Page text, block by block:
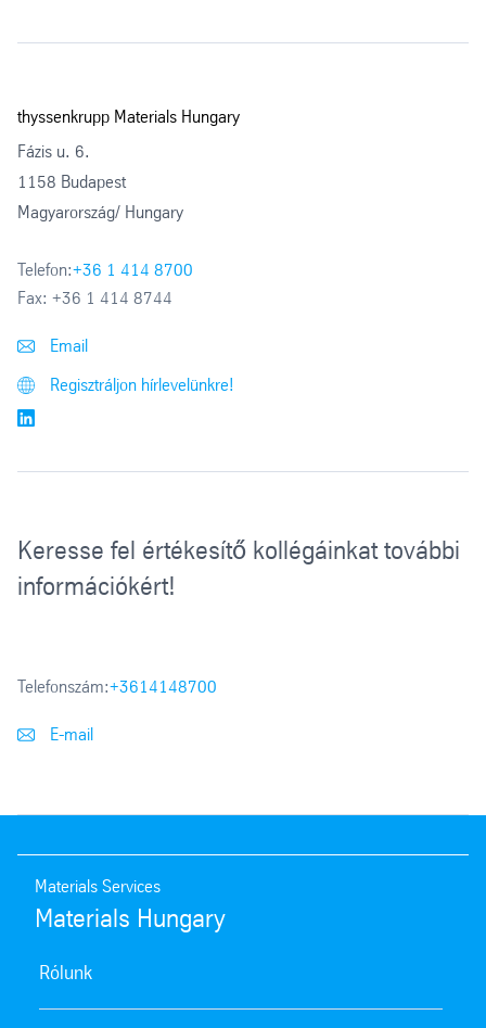
thyssenkrupp Materials Hungary
Fázis u. 6.
1158 Budapest
Magyarország/ Hungary
Telefon:+36 1 414 8700
Fax: +36 1 414 8744
Email
Regisztráljon hírlevelünkre!
Keresse fel értékesítő kollégáinkat további
információkért!
Telefonszám:+3614148700
E-mail
Materials Services
Materials Hungary
Rólunk